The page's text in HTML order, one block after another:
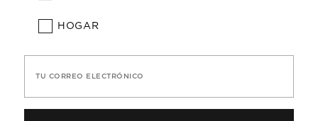
HOGAR
TU CORREO ELECTRÓNICO